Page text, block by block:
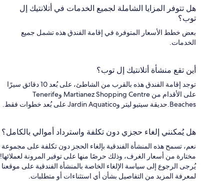
هل تتوفر المزايا الشاملة لجميع الخدمات في أتلانتيك إل
توب؟
بعض خطط الأسعار المتوفرة في إقامة الفندق هذه تشمل جميع
الخدمات.
أين تقع منشأة أتلانتيك إل توب؟
توجد إقامة الفندق هذه بالقرب من الشاطئ، على بُعد 10 دقائق سيرًا
على الأقدام من Martianez Shopping Centre وTenerife
Beaches.حديقة سيتيو ليتر وJardin Aquatico على بُعد خطوات فقط.
هل يُمكنني إلغاء حجزي دون تكلفة واسترداد أموالي بالكامل؟
نعم، تسمح هذه المنشأة الفندقية بإلغاء الحجز دون تكلفة على مجموعة
مختارة من أسعار الغرف، وذلك حرصًا منها على توفير المرونة لعملائها!
يُرجى الرجوع إلى سياسة الإلغاء الخاصة بالمنشأة الفندقية على موقعنا
لمعرفة المزيد من التفاصيل بشأن أي استثناءات أو متطلبات.